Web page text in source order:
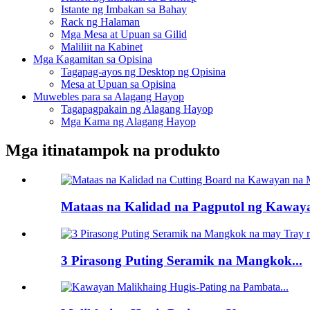
Istante ng Imbakan sa Bahay
Rack ng Halaman
Mga Mesa at Upuan sa Gilid
Maliliit na Kabinet
Mga Kagamitan sa Opisina
Tagapag-ayos ng Desktop ng Opisina
Mesa at Upuan sa Opisina
Muwebles para sa Alagang Hayop
Tagapagpakain ng Alagang Hayop
Mga Kama ng Alagang Hayop
Mga itinatampok na produkto
Mataas na Kalidad na Pagputol ng
3 Pirasong Puting Seramik na Mangkok...